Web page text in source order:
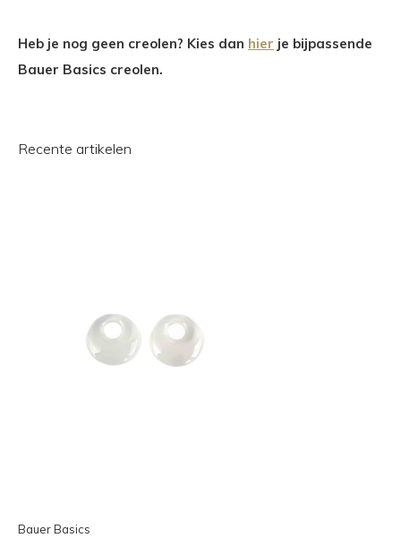
Heb je nog geen creolen? Kies dan hier je bijpassende
Bauer Basics creolen.
Recente artikelen
Bauer Basics